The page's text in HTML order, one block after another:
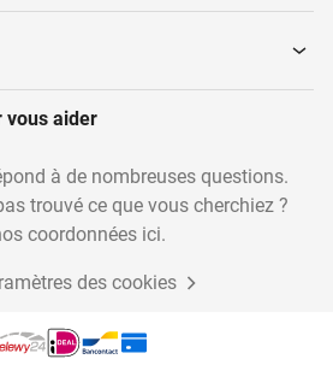
et
Appareils de cuisson à la
Poêles
vous aider
à de nombreuses questions.
trouvé ce que vous cherchiez ?
coordonnées ici.
des cookies